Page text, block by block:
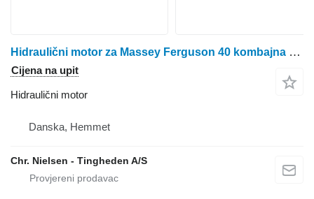
Hidraulični motor za Massey Ferguson 40 kombajna za žito
Cijena na upit
Hidraulični motor
Danska, Hemmet
Chr. Nielsen - Tingheden A/S